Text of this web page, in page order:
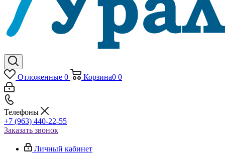
Отложенные 0 Корзина0 0
Телефоны
+7 (963) 440-22-55
Заказать звонок
Личный кабинет